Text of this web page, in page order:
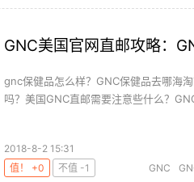
GNC美国官网直邮攻略：
gnc保健品怎么样？GNC保健品去哪海
吗？美国GNC直邮需要注意些什么？
2018-8-2 15:31
值！ +0
不值 -1 GNC